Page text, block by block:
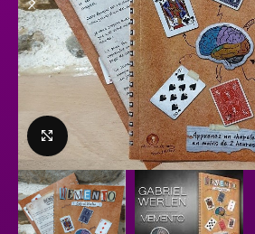
Click to enlarge